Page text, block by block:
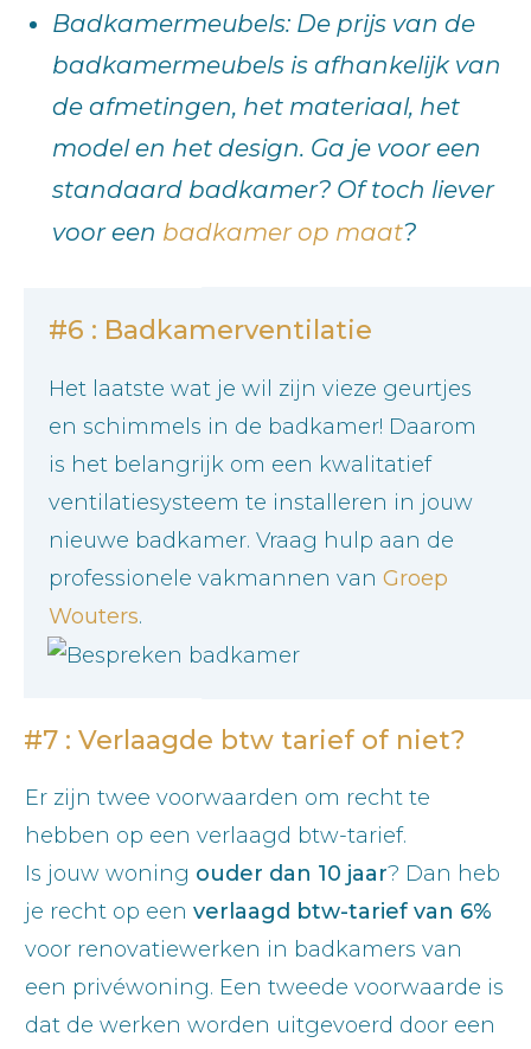
Badkamermeubels: De prijs van de
badkamermeubels is afhankelijk van
de afmetingen, het materiaal, het
model en het design. Ga je voor een
standaard badkamer? Of toch liever
voor een badkamer op maat?
#6 : Badkamerventilatie
Het laatste wat je wil zijn vieze geurtjes
en schimmels in de badkamer! Daarom
is het belangrijk om een kwalitatief
ventilatiesysteem te installeren in jouw
nieuwe badkamer. Vraag hulp aan de
professionele vakmannen van Groep
Wouters.
#7 : Verlaagde btw tarief of niet?
Er zijn twee voorwaarden om recht te
hebben op een verlaagd btw-tarief.
Is jouw woning ouder dan 10 jaar? Dan heb
je recht op een verlaagd btw-tarief van 6%
voor renovatiewerken in badkamers van
een privéwoning. Een tweede voorwaarde is
dat de werken worden uitgevoerd door een